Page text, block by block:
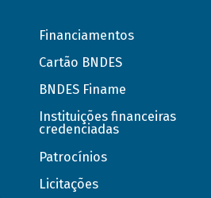
Financiamentos
Cartão BNDES
BNDES Finame
Instituições financeiras
credenciadas
Patrocínios
Licitações